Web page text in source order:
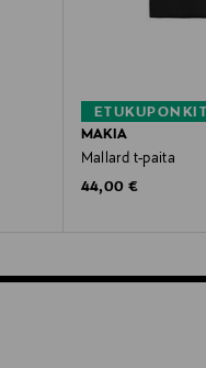
MAKIA
Mallard t-paita
Original Price
44,00 €